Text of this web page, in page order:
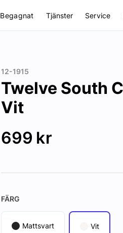
Begagnat Tjänster Service
12-1915
Twelve South
Vit
699 kr
FÄRG
Mattsvart Vit